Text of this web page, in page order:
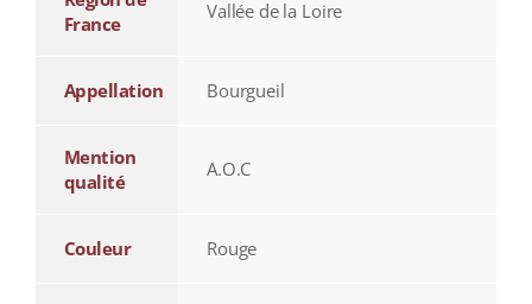
France
Vallée de la Loire
Appellation Bourgueil
Mention
qualité
A.O.C
Couleur Rouge